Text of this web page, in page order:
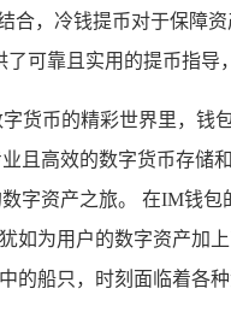
，冷钱提币对于保障
可靠且实用的提币指导
货币的精彩世界里，钱
且高效的数字货币存储
资产之旅。 在IM钱包
为用户的数字资产加
船只，时刻面临着各